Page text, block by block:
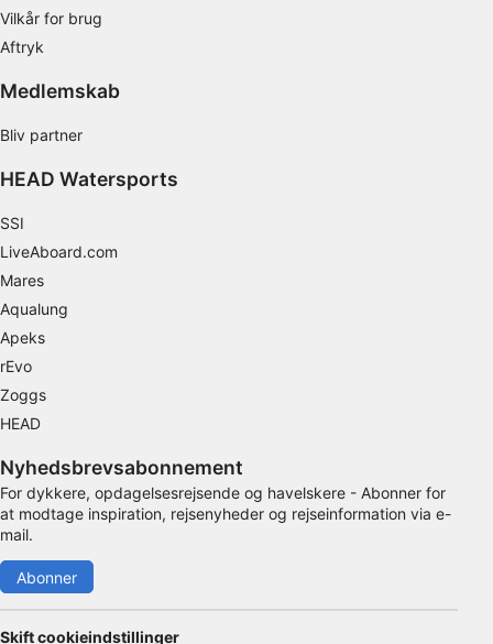
Vilkår for brug
Aftryk
Medlemskab
Bliv partner
HEAD Watersports
SSI
LiveAboard.com
Mares
Aqualung
Apeks
rEvo
Zoggs
HEAD
Nyhedsbrevsabonnement
For dykkere, opdagelsesrejsende og havelskere - Abonner for
at modtage inspiration, rejsenyheder og rejseinformation via e-
mail.
Abonner
Skift cookieindstillinger
IAB Special Features:
Bruge præcise geografiske
anmodede oplysninger
Ikke-IAB-behandlingsformål:
Ydeevne
Funktionel
Annoncering / marketing